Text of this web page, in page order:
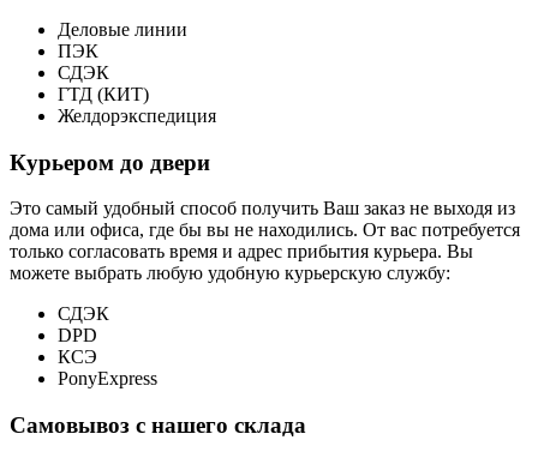
Деловые линии
ПЭК
СДЭК
ГТД (КИТ)
Желдорэкспедиция
Курьером до двери
Это самый удобный способ получить Ваш заказ не выходя из
дома или офиса, где бы вы не находились. От вас потребуется
только согласовать время и адрес прибытия курьера. Вы
можете выбрать любую удобную курьерскую службу:
СДЭК
DPD
КСЭ
PonyExpress
Самовывоз с нашего склада